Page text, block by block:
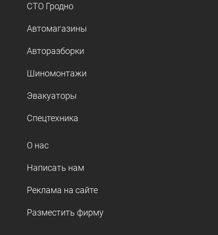
СТО Гродно
Автомагазины
Авторазборки
Шиномонтажи
Эвакуаторы
Спецтехника
О нас
Написать нам
Реклама на сайте
Разместить фирму